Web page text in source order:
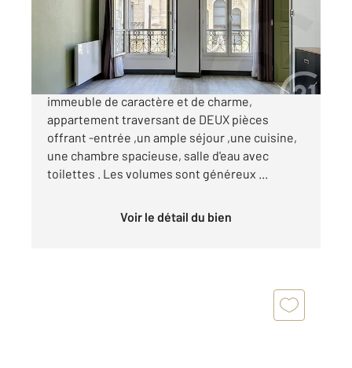
Appartement F2 à vendre
288 000 €
DANS LA RUE DU SIMPLON.. Au sein d'un petit
immeuble de caractère et de charme,
appartement traversant de DEUX pièces
offrant -entrée ,un ample séjour ,une cuisine,
une chambre spacieuse, salle d'eau avec
toilettes . Les volumes sont généreux ...
Voir le détail du bien